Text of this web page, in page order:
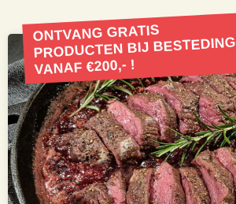
ONTVANG GRATIS
PRODUCTEN BIJ BESTEDING
VANAF €200,- !